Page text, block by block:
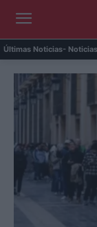
Últimas Noticias-
Calor extremo y